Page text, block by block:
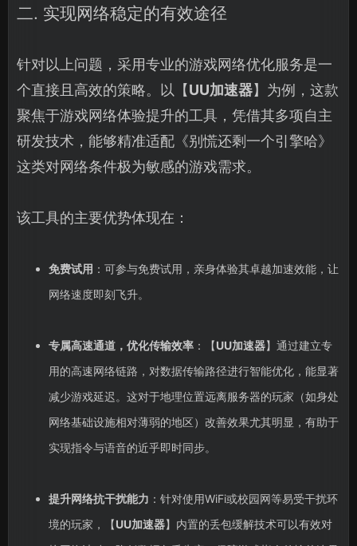
二. 实现网络稳定的有效途径
针对以上问题，采用专业的游戏网络优化服务是一
个直接且高效的策略。以【UU加速器】为例，这款
聚焦于游戏网络体验提升的工具，凭借其多项自主
研发技术，能够精准适配《别慌还剩一个引擎哈》
这类对网络条件极为敏感的游戏需求。
该工具的主要优势体现在：
免费试用 ：可参与免费试用，亲身体验其卓越加速效能，让
网络速度即刻飞升。
专属高速通道，优化传输效率：【UU加速器】通过建立专
用的高速网络链路，对数据传输路径进行智能优化，能显著
减少游戏延迟。这对于地理位置远离服务器的玩家（如身处
网络基础设施相对薄弱的地区）改善效果尤其明显，有助于
实现指令与语音的近乎即时同步。
提升网络抗干扰能力 ：针对使用WiFi或校园网等易受干扰环
境的玩家，【UU加速器】内置的丢包缓解技术可以有效对